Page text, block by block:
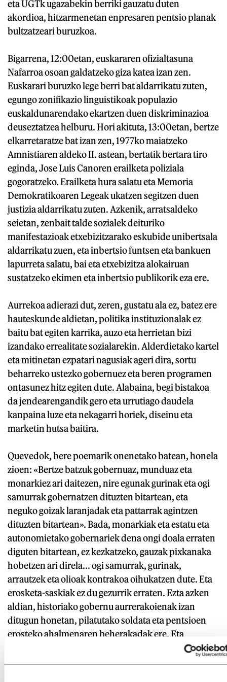
eta UGTk ugazabekin berriki gauzatu duten
akordioa, hitzarmenetan enpresaren pentsio planak
bultzatzeari buruzkoa.
Bigarrena, 12:00etan, euskararen ofizialtasuna
Nafarroa osoan galdatzeko giza katea izan zen.
Euskarari buruzko lege berri bat aldarrikatu zuten,
egungo zonifikazio linguistikoak populazio
euskaldunarendako ekartzen duen diskriminazioa
deuseztatzea helburu. Hori akituta, 13:00etan, bertze
elkarretaratze bat izan zen, 1977ko maiatzeko
Amnistiaren aldeko II. astean, bertatik bertara tiro
eginda, Jose Luis Canoren erailketa poliziala
gogoratzeko. Erailketa hura salatu eta Memoria
Demokratikoaren Legeak ukatzen segitzen duen
justizia aldarrikatu zuten. Azkenik, arratsaldeko
seietan, zenbait talde sozialek deituriko
manifestazioak etxebizitzarako eskubide unibertsala
aldarrikatu zuen, eta inbertsio funtsen eta bankuen
lapurreta salatu, bai eta etxebizitza alokairuan
sustatzeko ekimen eta inbertsio publikorik eza ere.
Aurrekoa adierazi dut, zeren, gustatu ala ez, batez ere
hauteskunde aldietan, politika instituzionalak ez
baitu bat egiten karrika, auzo eta herrietan bizi
izandako errealitate sozialarekin. Alderdietako kartel
eta mitinetan ezpatari nagusiak ageri dira, sortu
beharreko ustezko gobernuez eta beren programen
ontasunez hitz egiten dute. Alabaina, begi bistakoa
da jendearengandik gero eta urrutiago daudela
kanpaina luze eta nekagarri horiek, diseinu eta
marketin hutsa baitira.
Quevedok, bere poemarik onenetako batean, honela
zioen: «Bertze batzuk gobernuaz, munduaz eta
monarkiez ari daitezen, nire egunak gurinak eta ogi
samurrak gobernatzen dituzten bitartean, eta
neguko goizak laranjadak eta pattarrak agintzen
dituzten bitartean». Bada, monarkiak eta estatu eta
autonomietako gobernariek dena ongi doala erraten
diguten bitartean, ez kezkatzeko, gauzak pixkanaka
hobetzen ari direla... ogi samurrak, gurinak,
arrautzek eta olioak kontrakoa oihukatzen dute. Eta
erosketa-saskiak ez du gezurrik erraten. Ezta azken
aldian, historiako gobernu aurrerakoienak izan
ditugun honetan, pilatutako soldata eta pentsioen
erosteko ahalmenaren beherakadak ere. Eta
eskubide eta askatasun demokratikoez (Mozal legea,